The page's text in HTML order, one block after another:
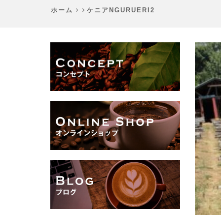
ホーム ケニアNGURUERI2